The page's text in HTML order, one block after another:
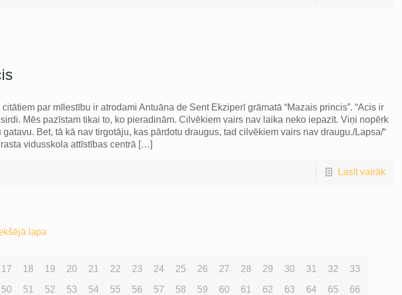
par mīlestību ir atrodami Antuāna de Sent Ekziperī grāmatā “Mazais princis”. “Acis ir
Mēs pazīstam tikai to, ko pieradinām. Cilvēkiem vairs nav laika neko iepazīt. Viņi nopērk
Bet, tā kā nav tirgotāju, kas pārdotu draugus, tad cilvēkiem vairs nav draugu./Lapsa/“
vidusskola attīstības centrā […]
Lasīt vairāk
lapa
17 18 19 20 21 22 23 24 25 26 27 28 29 30 31 32 33
50 51 52 53 54 55 56 57 58 59 60 61 62 63 64 65 66